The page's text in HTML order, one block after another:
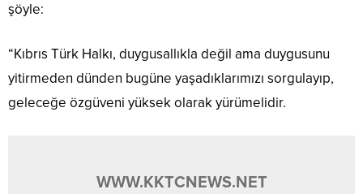
şöyle:
“Kıbrıs Türk Halkı, duygusallıkla değil ama duygusunu
yitirmeden dünden bugüne yaşadıklarımızı sorgulayıp,
geleceğe özgüveni yüksek olarak yürümelidir.
WWW.KKTCNEWS.NET